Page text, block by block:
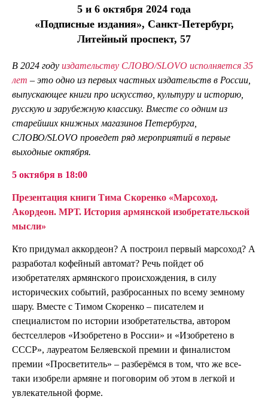
5 и 6 октября 2024 года
«Подписные издания», Санкт-Петербург,
Литейный проспект, 57
В 2024 году издательству СЛОВО/SLOVO исполняется 35
лет – это одно из первых частных издательств в России,
выпускающее книги про искусство, культуру и историю,
русскую и зарубежную классику. Вместе со одним из
старейших книжных магазинов Петербурга,
СЛОВО/SLOVO проведет ряд мероприятий в первые
выходные октября.
5 октября в 18:00
Презентация книги Тима Скоренко «Марсоход.
Акордеон. МРТ. История армянской изобретательской
мысли»
Кто придумал аккордеон? А построил первый марсоход? А
разработал кофейный автомат? Речь пойдет об
изобретателях армянского происхождения, в силу
исторических событий, разбросанных по всему земному
шару. Вместе с Тимом Скоренко – писателем и
специалистом по истории изобретательства, автором
бестселлеров «Изобретено в России» и «Изобретено в
СССР», лауреатом Беляевской премии и финалистом
премии «Просветитель» – разберёмся в том, что же все-
таки изобрели армяне и поговорим об этом в легкой и
увлекательной форме.